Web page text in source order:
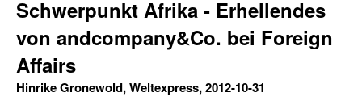
Schwerpunkt Afrika - Erhellendes
von andcompany&Co. bei Foreign
Affairs
Hinrike Gronewold, Weltexpress, 2012-10-31